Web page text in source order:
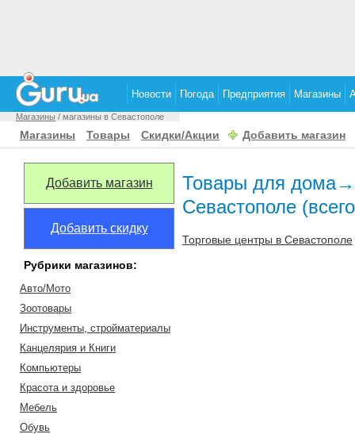
Новости Погода Предприятия Магазины
Магазины / магазины в Севастополе
Магазины Товары Скидки/Акции Добавить магазин
Добавить магазин
Добавить скидку
Рубрики магазинов:
Авто/Мото
Зоотовары
Инструменты, стройматериалы
Канцелярия и Книги
Компьютеры
Красота и здоровье
Мебель
Обувь
Товары для
Севастополе
Торговые центры в Севастополе